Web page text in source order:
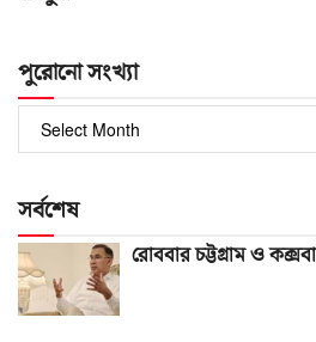
পুরোনো সংখ্যা
সংখ্যা
সর্বশেষ
রোববার চট্টগ্রাম ও